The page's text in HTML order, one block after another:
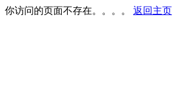
你访问的页面不存在。。。。 返回主页